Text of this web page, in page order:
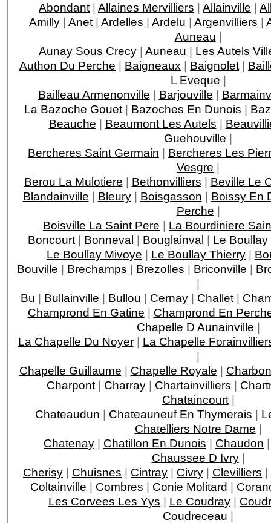
Abondant | Allaines Mervilliers | Allainville |
Amilly | Anet | Ardelles | Ardelu | Argenvilliers |
Auneau |
Aunay Sous Crecy| Auneau | Les Autels
Authon Du Perche | Baigneaux | Baignolet |
L Eveque |
Bailleau Armenonville | Barjouville |
La Bazoche Gouet | Bazoches En Dunois |
Beauche | Beaumont Les Autels |
Guehouville |
Bercheres Saint Germain | Bercheres Les
Vesgre |
Berou La Mulotiere | Bethonvilliers | Beville Le
Blandainville | Bleury| Boisgasson | Boissy En
Perche |
Boisville La Saint Pere | La Bourdiniere
Boncourt | Bonneval | Bouglainval | Le
Le Boullay Mivoye | Le Boullay Thierry |
Bouville | Brechamps | Brezolles | Briconville |
|
Bu | Bullainville | Bullou | Cernay| Challet|
Champrond En Gatine | Champrond En
Chapelle D Aunainville |
La Chapelle Du Noyer| La Chapelle
|
Chapelle Guillaume | Chapelle Royale |
Charpont| Charray| Chartainvilliers |
Chataincourt|
Chateaudun | Chateauneuf En Thymerais |
Chatelliers Notre Dame |
Chatenay | Chatillon En Dunois | Chaudon
Chaussee D Ivry|
Cherisy | Chuisnes | Cintray | Civry | Clevilliers |
Coltainville | Combres | Conie Molitard |
Les Corvees Les Yys | Le Coudray |
Coudreceau |